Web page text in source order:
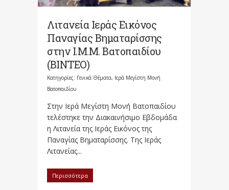
Λιτανεία Iεράς Eικόνος
Παναγίας Βηματαρίσσης
στην Ι.Μ.Μ. Βατοπαιδίου
(ΒΙΝΤΕΟ)
Κατηγορίες: Γενικά Θέματα, Ιερά Μεγίστη Μονή
Βατοπαιδίου
Στην Ιερά Μεγίστη Μονή Βατοπαιδίου
τελέστηκε την Διακαινήσιμο Εβδομάδα
η Λιτανεία της Ιεράς Εικόνος της
Παναγίας Βηματαρίσσης. Της Ιεράς
Λιτανείας...
Περισσότερα